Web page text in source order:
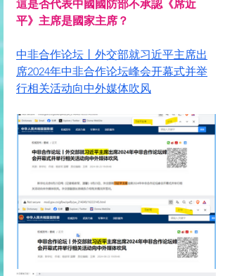
這是否代表中國國防部不承認《席近
平》主席是國家主席？
中非合作论坛丨外交部就习近平主席出
席2024年中非合作论坛峰会开幕式并举
行相关活动向中外媒体吹风